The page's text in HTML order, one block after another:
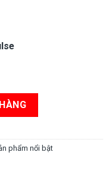
số lượng
phẩm nổi bật